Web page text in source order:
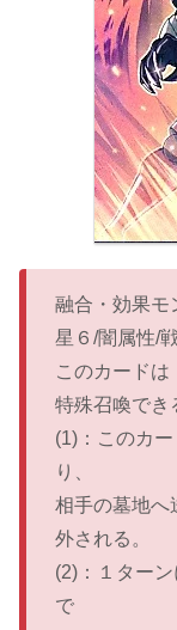
融合・効果モ
星６/闇属性/
このカードは
特殊召喚でき
(1)：このカ
り、
相手の墓地へ
外される。
(2)：１ター
で